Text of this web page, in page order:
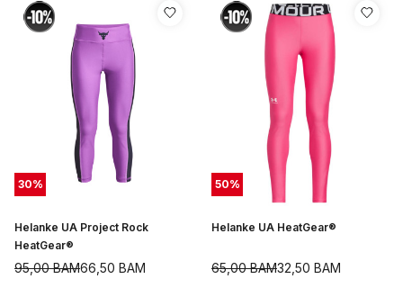
30%
Helanke UA Project Rock
HeatGear®
66,50 BAM
95,00BAM
50%
Helanke UA HeatGear®
32,50 BAM
65,00BAM